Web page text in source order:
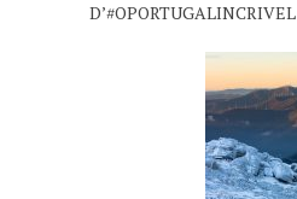
D’#OPORTUGALINCRIVEL